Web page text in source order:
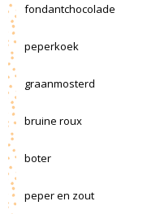
fondantchocolade
peperkoek
graanmosterd
bruine roux
boter
peper en zout